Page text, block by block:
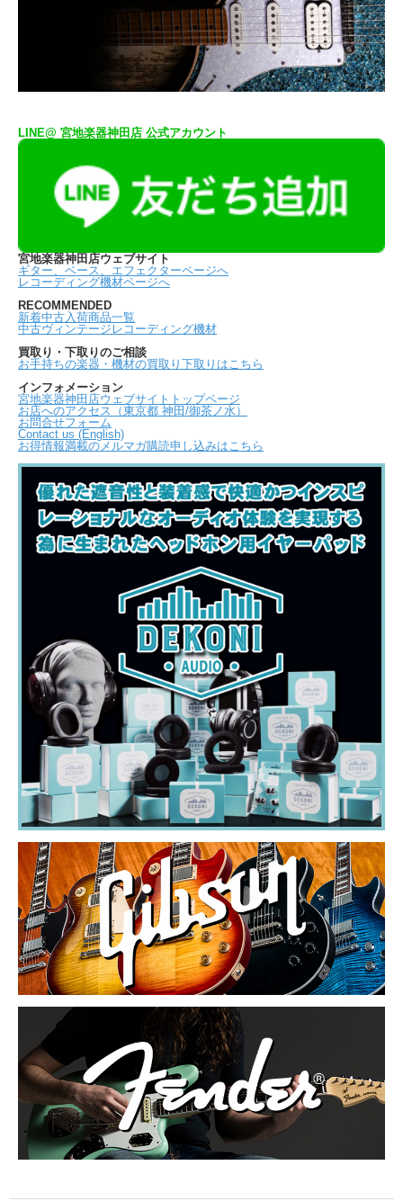
LINE@ 宮地楽器神田店 公式アカウント
宮地楽器神田店ウェブサイト
ギター、ベース、エフェクターページへ
レコーディング機材ページへ
RECOMMENDED
新着中古入荷商品一覧
中古ヴィンテージレコーディング機材
買取り・下取りのご相談
お手持ちの楽器・機材の買取り下取りはこちら
インフォメーション
宮地楽器神田店ウェブサイトトップページ
お店へのアクセス（東京都 神田/御茶ノ水）
お問合せフォーム
Contact us (English)
お得情報満載のメルマガ購読申し込みはこちら